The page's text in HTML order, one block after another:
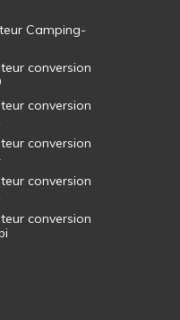
Camping-
conversion
conversion
conversion
conversion
conversion